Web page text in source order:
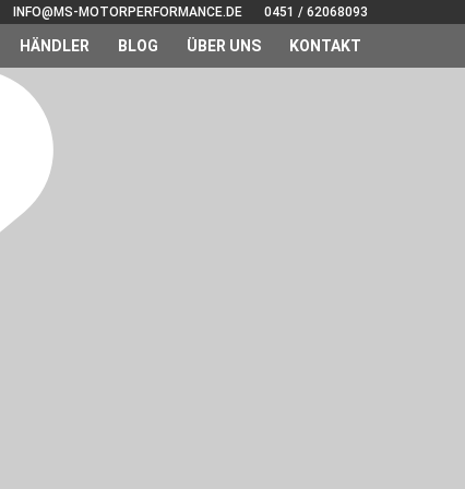
INFO@MS-MOTORPERFORMANCE.DE 0451 / 62068093
HÄNDLER BLOG ÜBER UNS KONTAKT